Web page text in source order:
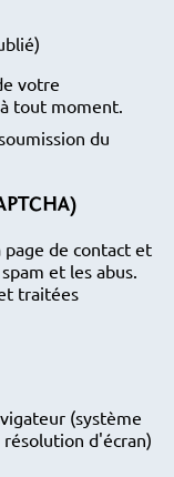
votre
tout moment.
du
page de contact et
et les abus.
traitées
(système
d'écran)